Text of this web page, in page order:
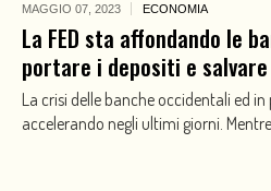
MAGGIO 07, 2023 ECONOMIA
La FED sta affondando le
portare i depositi e salvare
La crisi delle banche occidentali ed
accelerando negli ultimi giorni. Mentre